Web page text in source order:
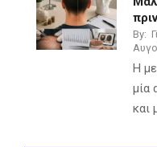
By:
Η
μία
και